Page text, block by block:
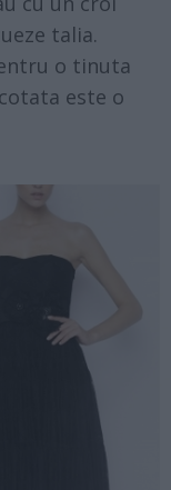
talia.
o tinuta
este o